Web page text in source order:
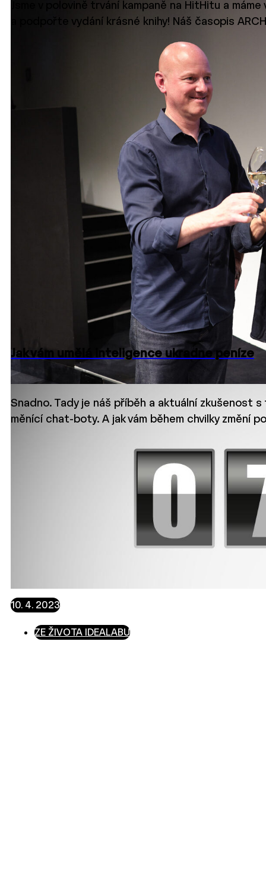
27. 5. 2023
Jsme v polovině trvání kampaně na HitHitu a
a podpořte vydání krásné knihy! Náš časopis
10. 4. 2023
ZE ŽIVOTA IDEALABU
Jak vám umělá inteligence ukradne peníze
Snadno. Tady je náš příběh a aktuální zkušenost
měnící chat-boty. A jak vám během chvilky změní